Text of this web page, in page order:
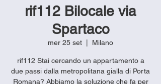
rif112 Bilocale via
Spartaco
mer 25 set Milano
rif112 Stai cercando un appartamento a
due passi dalla metropolitana gialla di Porta
Romana? Abbiamo la soluzione che fa per